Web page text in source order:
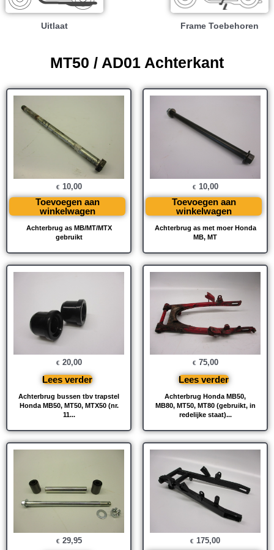
Uitlaat Frame Toebehoren
MT50 / AD01 Achterkant
Achterbrug as MB/MT/MTX
gebruikt
€ 10,00
Toevoegen aan
winkelwagen
Achterbrug as met moer Honda
MB, MT
€ 10,00
Toevoegen aan
winkelwagen
Achterbrug bussen tbv trapstel
Honda MB50, MT50, MTX50 (nr.
11...
€ 20,00
Lees verder
Achterbrug Honda MB50,
MB80, MT50, MT80 (gebruikt, in
redelijke staat)...
€ 75,00
Lees verder
€ 29,95 € 175,00